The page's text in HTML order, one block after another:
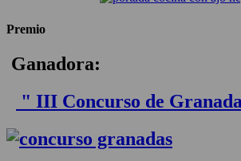
Premio
Ganadora:
" III Concurso de